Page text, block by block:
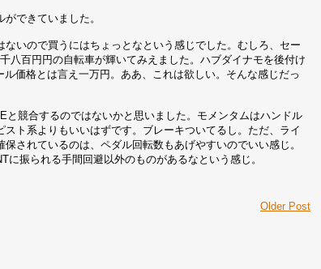
できていました。
いので買うにはちょっとなという感じでした。むしろ、セー
八百円円の自転車が輝いてみえました。ハブダイナモを後付け
価格とは言え一万円。ああ、これは欲しい。そんな感じだっ
競合するのではないかと思いました。モメンタムはハンドル
ト系よりもいいはずです。ブレーキついてるし。ただ、ライ
されているのは、ペダル回転数もあげやすいのでいい感じ。
振られる手間回避以外のものがあるなという感じ。
Older Post